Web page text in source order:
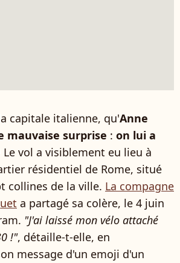
capitale italienne, qu'Anne
mauvaise surprise : on lui a
Le vol a visiblement eu lieu à
résidentiel de Rome, situé
collines de la ville. La compagne
a partagé sa colère, le 4 juin
"J'ai laissé mon vélo attaché
!", détaille-t-elle, en
message d'un emoji d'un